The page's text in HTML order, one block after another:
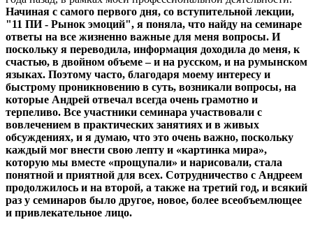
Начиная с самого первого дня, со вступительной лекции,
"11 ПИ - Рынок эмоций", я поняла, что найду на семинаре
ответы на все жизненно важные для меня вопросы. И
поскольку я переводила, информация доходила до меня, к
счастью, в двойном объеме – и на русском, и на румынском
языках. Поэтому часто, благодаря моему интересу и
быстрому проникновению в суть, возникали вопросы, на
которые Андрей отвечал всегда очень грамотно и
терпеливо. Все участники семинара участвовали с
вовлечением в практических занятиях и в живых
обсуждениях, и я думаю, что это очень важно, поскольку
каждый мог внести свою лепту и «картинка мира»,
которую мы вместе «прощупали» и нарисовали, стала
понятной и приятной для всех. Сотрудничество с Андреем
продолжилось и на второй, а также на третий год, и всякий
раз у семинаров было другое, новое, более всеобъемлющее
и привлекательное лицо.